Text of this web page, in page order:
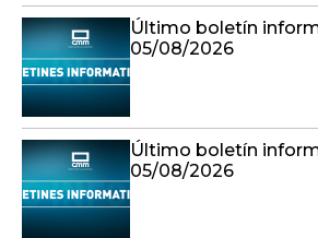
Último boletín
05/08/2026
Último boletín
05/08/2026